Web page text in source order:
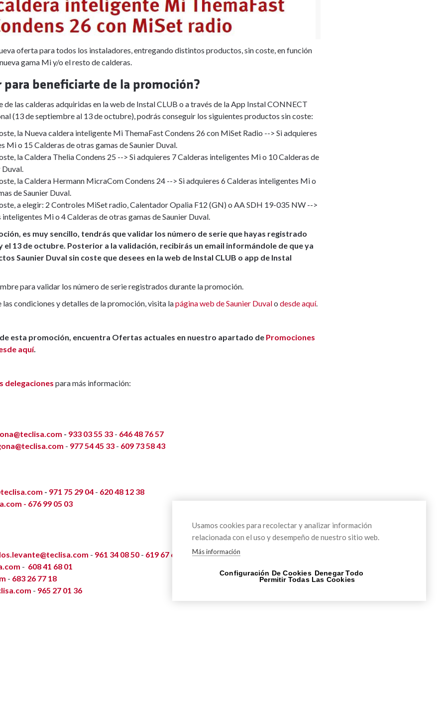
oferta para todos los instaladores, entregando distintos productos, sin coste, en función
gama Mi y/o el resto de calderas.
para beneficiarte de la promoción?
de las calderas adquiridas en la web de Instal CLUB o a través de la App Instal CONNECT
(13 de septiembre al 13 de octubre), podrás conseguir los siguientes productos sin coste:
la Nueva caldera inteligente Mi ThemaFast Condens 26 con MiSet Radio --> Si adquieres
Mi o 15 Calderas de otras gamas de Saunier Duval.
la Caldera Thelia Condens 25 --> Si adquieres 7 Calderas inteligentes Mi o 10 Calderas de
Duval.
la Caldera Hermann MicraCom Condens 24 --> Si adquieres 6 Calderas inteligentes Mi o
de Saunier Duval.
a elegir: 2 Controles MiSet radio, Calentador Opalia F12 (GN) o AA SDH 19-035 NW -->
inteligentes Mi o 4 Calderas de otras gamas de Saunier Duval.
es muy sencillo, tendrás que validar los número de serie que hayas registrado
el 13 de octubre. Posterior a la validación, recibirás un email informándole de que ya
Saunier Duval sin coste que desees en la web de Instal CLUB o app de Instal
para validar los número de serie registrados durante la promoción.
las condiciones y detalles de la promoción, visita lapágina web de Saunier Duvalo desde aquí.
esta promoción, encuentra Ofertas actuales en nuestro apartado de Promociones
aquí.
delegaciones para más información:
- 933 03 55 33 - 646 48 76 57
- 977 54 45 33 - 609 73 58 43
- 971 75 29 04 - 620 48 12 38
- 676 99 05 03
- 961 34 08 50 - 619 67 64 13
- 608 41 68 01
- 683 26 77 18
- 965 27 01 36
Usamos cookies para recolectar y analizar información
relacionada con el uso y desempeño de nuestro sitio web.
Más información
Configuración De Cookies Denegar Todo
Permitir Todas Las Cookies